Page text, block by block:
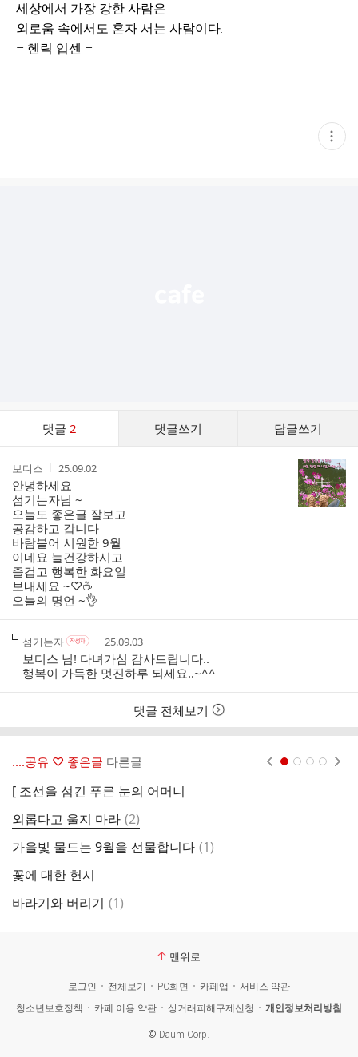
세상에서 가장 강한 사람은
외로움 속에서도 혼자 서는 사람이다.
– 헨릭 입센 –
현
재
댓글 2 댓글쓰기 답글쓰기
작
성
자
보디스
작
성
시
간
25.09.02
안녕하세요
섬기는자님 ~
오늘도 좋은글 잘보고
공감하고 갑니다
바람불어 시원한 9월
이네요 늘건강하시고
즐겁고 행복한 화요일
보내세요 ~♡☕️
오늘의 명언 ~👌
작
성
자
섬기는자작
성
자
본
인
작
성
자
작
성
시
간
25.09.03
보디스 님! 다녀가심 감사드립니다..
행복이 가득한 멋진하루 되세요..~^^
댓글 전체보기
‥‥공유 ♡ 좋은글 다른글
[ 조선을 섬긴 푸른 눈의 어머니
외롭다고 울지 마라 댓
글
(2)
가을빛 물드는 9월을 선물합니다 댓
(1)
꽃에 대한 헌시
바라기와 버리기 댓
(1)
맨위로
로그인 전체보기 PC화면 카페앱
서비스 약관
청소년보호정책
카페 이용 약관 상거래피해구제신청 개인정보처리방침
© Daum Corp.